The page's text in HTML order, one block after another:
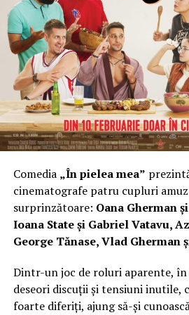
mai mult decât un test
specialist care poate
tine, pornind de la pasiunile
reală.
Rezultatele nu sunt definitive,
gândurile și îți pot arăta domenii
considerare.
este timpul să explorezi concret
stau la dispoziție în România.
opțiuni după profil
crezi, iar indiferent de profilul de
urmat, există opțiuni potrivite
Comedia „În pielea mea”
cinematografe patru cupluri
surprinzătoare: Oana Gherman
Ioana State și Gabriel Vatavu,
George Tănase, Vlad Gherman
Dintr-un joc de roluri aparente, în
deseori discuții și tensiuni inutile,
foarte diferiți, ajung să-și